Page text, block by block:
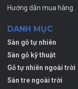
Hướng dẫn mua hàng
DANH MỤC
Sàn gỗ tự nhiên
Sàn gỗ kỹ thuật
Gỗ tự nhiên ngoài trời
Sàn tre ngoài trời